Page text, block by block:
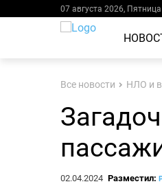
07 августа 2026, Пятница
Все новости НЛО и
02.04.2024 Разместил: